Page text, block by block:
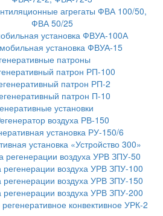
агрегаты ФВА 100/50,
ФВА 50/25
установка ФВУА-100А
установка ФВУА-15
патроны
патрон РП-100
патрон РП-2
патрон П-10
установки
воздуха РВ-150
установка РУ-150/6
установка «Устройство 300»
регенерации воздуха УРВ ЗПУ-50
регенерации воздуха УРВ ЗПУ-100
регенерации воздуха УРВ ЗПУ-150
регенерации воздуха УРВ ЗПУ-200
регенеративное конвективное УРК-2